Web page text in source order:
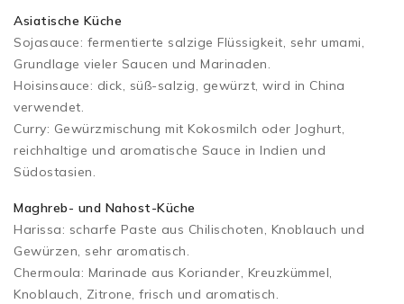
Asiatische Küche
Sojasauce: fermentierte salzige Flüssigkeit, sehr umami,
Grundlage vieler Saucen und Marinaden.
Hoisinsauce: dick, süß-salzig, gewürzt, wird in China
verwendet.
Curry: Gewürzmischung mit Kokosmilch oder Joghurt,
reichhaltige und aromatische Sauce in Indien und
Südostasien.
Maghreb- und Nahost-Küche
Harissa: scharfe Paste aus Chilischoten, Knoblauch und
Gewürzen, sehr aromatisch.
Chermoula: Marinade aus Koriander, Kreuzkümmel,
Knoblauch, Zitrone, frisch und aromatisch.